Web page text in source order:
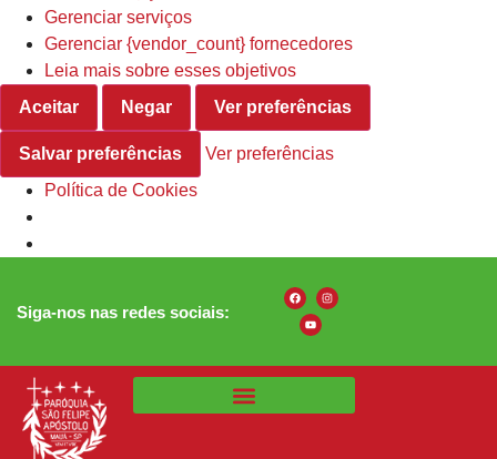
Gerenciar serviços
Gerenciar {vendor_count} fornecedores
Leia mais sobre esses objetivos
Aceitar
Negar Ver preferências
Salvar preferências
Ver preferências
Política de Cookies
Siga-nos nas redes sociais: